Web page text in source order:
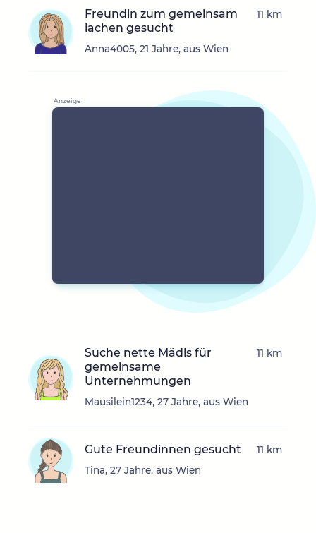
Freundin zum gemeinsam
lachen gesucht
Anna4005, 21 Jahre, aus Wien
11 km
Suche nette Mädls für
gemeinsame
Unternehmungen
Mausilein1234, 27 Jahre, aus Wien
11 km
Gute Freundinnen gesucht
Tina, 27 Jahre, aus Wien
11 km